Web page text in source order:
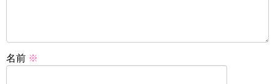
名前 ※